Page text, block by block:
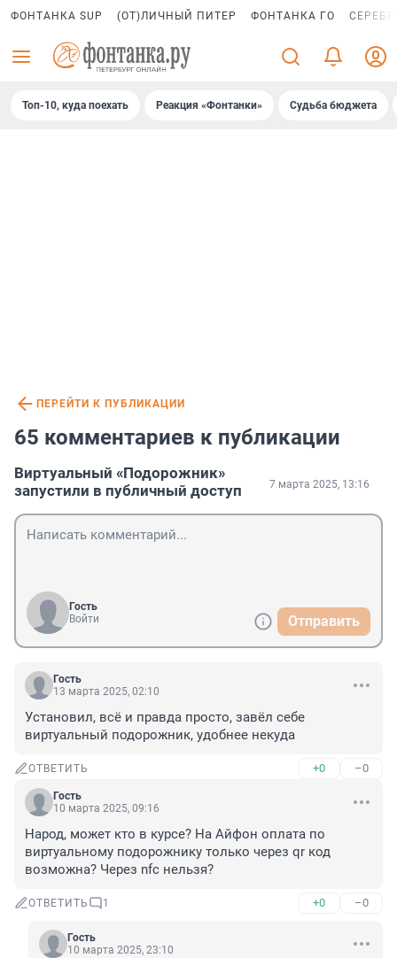
ФОНТАНКА SUP (ОТ)ЛИЧНЫЙ ПИТЕР ФОНТАНКА ГО
Топ-10, куда поехать Реакция «Фонтанки» Судьба бюджета
ПЕРЕЙТИ К ПУБЛИКАЦИИ
65 комментариев к публикации
Виртуальный «Подорожник»
запустили в публичный доступ
7 марта 2025, 13:16
Гость
Войти
Отправить
Гость
13 марта 2025, 02:10
Установил, всё и правда просто, завёл себе
виртуальный подорожник, удобнее некуда
ОТВЕТИТЬ +0 –0
Гость
10 марта 2025, 09:16
Народ, может кто в курсе? На Айфон оплата по
виртуальному подорожнику только через qr код
возможна? Через nfc нельзя?
ОТВЕТИТЬ 1 +0 –0
Гость
10 марта 2025, 23:10